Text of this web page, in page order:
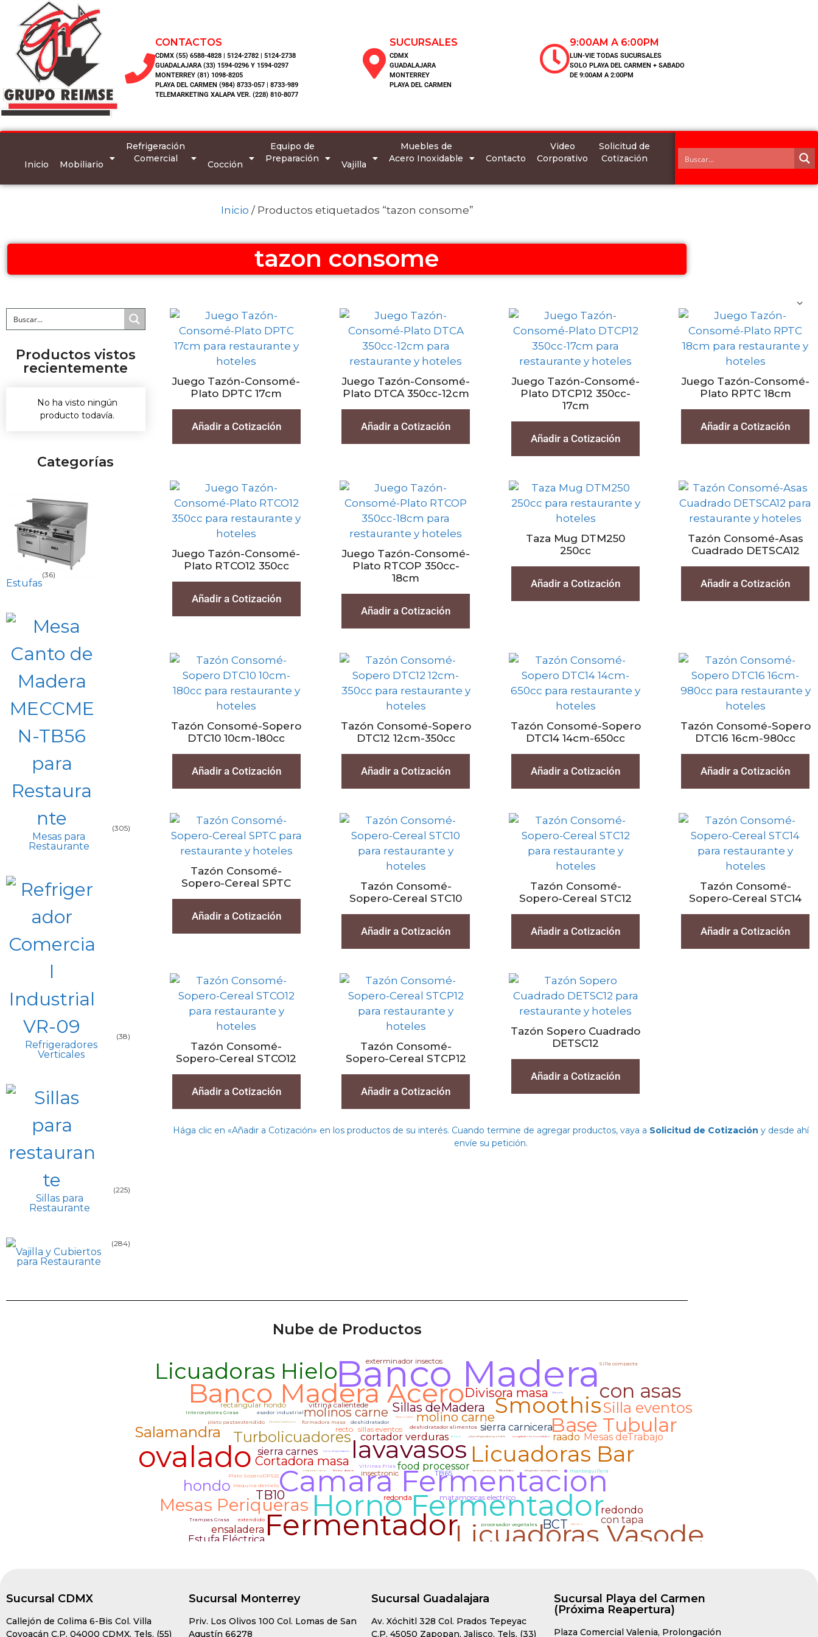
CONTACTOS
CDMX (55) 6588-4828 | 5124-2782 | 5124-2738
GUADALAJARA (33) 1594-0296 Y 1594-0297
MONTERREY (81) 1098-8205
PLAYA DEL CARMEN (984) 8733-057 | 8733-989
TELEMARKETING XALAPA VER. (228) 810-8077
SUCURSALES
CDMX
GUADALAJARA
MONTERREY
PLAYA DEL CARMEN
9:00AM A 6:00PM
LUN-VIE TODAS SUCURSALES
SOLO PLAYA DEL CARMEN + SABADO
DE 9:00AM A 2:00PM
Inicio Mobiliario
Refrigeración
Comercial
Cocción
Equipo de
Preparación
Vajilla
Muebles de
Acero Inoxidable
Contacto
Video
Corporativo
Solicitud de
Cotización
Inicio / Productos etiquetados “tazon consome”
tazon consome
Productos vistos
recientemente
No ha visto ningún
producto todavía.
Categorías
Estufas
(36)
Mesas para
Restaurante
(305)
Refrigeradores
Verticales
(38)
Sillas para
Restaurante
(225)
Vajilla y Cubiertos
para Restaurante
(284)
Juego Tazón-Consomé-
Plato DPTC 17cm
Añadir a Cotización
Juego Tazón-Consomé-
Plato DTCA 350cc-12cm
Añadir a Cotización
Juego Tazón-Consomé-
Plato DTCP12 350cc-
17cm
Añadir a Cotización
Juego Tazón-Consomé-
Plato RPTC 18cm
Añadir a Cotización
Juego Tazón-Consomé-
Plato RTCO12 350cc
Añadir a Cotización
Juego Tazón-Consomé-
Plato RTCOP 350cc-
18cm
Añadir a Cotización
Taza Mug DTM250
250cc
Añadir a Cotización
Tazón Consomé-Asas
Cuadrado DETSCA12
Añadir a Cotización
Tazón Consomé-Sopero
DTC10 10cm-180cc
Añadir a Cotización
Tazón Consomé-Sopero
DTC12 12cm-350cc
Añadir a Cotización
Tazón Consomé-Sopero
DTC14 14cm-650cc
Añadir a Cotización
Tazón Consomé-Sopero
DTC16 16cm-980cc
Añadir a Cotización
Tazón Consomé-
Sopero-Cereal SPTC
Añadir a Cotización
Tazón Consomé-
Sopero-Cereal STC10
Añadir a Cotización
Tazón Consomé-
Sopero-Cereal STC12
Añadir a Cotización
Tazón Consomé-
Sopero-Cereal STC14
Añadir a Cotización
Tazón Consomé-
Sopero-Cereal STCO12
Añadir a Cotización
Tazón Consomé-
Sopero-Cereal STCP12
Añadir a Cotización
Tazón Sopero Cuadrado
DETSC12
Añadir a Cotización
Hága clic en «Añadir a Cotización» en los productos de su interés. Cuando termine de agregar productos, vaya a Solicitud de Cotización y desde ahí
envíe su petición.
Nube de Productos
Sucursal CDMX
Callejón de Colima 6-Bis Col. Villa
Coyoacán C.P. 04000 CDMX. Tels. (55)
Sucursal Monterrey
Priv. Los Olivos 100 Col. Lomas de San
Agustín 66278
Sucursal Guadalajara
Av. Xóchitl 328 Col. Prados Tepeyac
C.P. 45050 Zapopan, Jalisco. Tels. (33)
Sucursal Playa del Carmen
(Próxima Reapertura)
Plaza Comercial Valenia, Prolongación